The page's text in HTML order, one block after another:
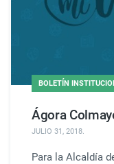
BOLETÍN
Ágora
JULIO 31, 2018.
Para la Alcaldía